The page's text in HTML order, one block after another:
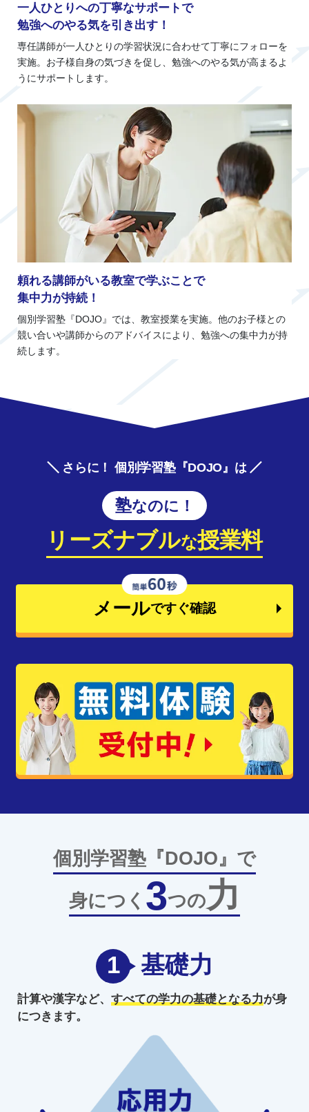
一人ひとりへの丁寧なサポートで
勉強へのやる気を引き出す！
専任講師が一人ひとりの学習状況に合わせて丁寧にフォローを
実施。お子様自身の気づきを促し、勉強へのやる気が高まるよ
うにサポートします。
頼れる講師がいる教室で学ぶことで
集中力が持続！
個別学習塾『DOJO』では、教室授業を実施。他のお子様との
競い合いや講師からのアドバイスにより、勉強への集中力が持
続します。
さらに！ 個別学習塾『DOJO』は
塾なのに！
リーズナブルな授業料
メールですぐ確認
個別学習塾『DOJO』で
身につく 3つの力
1 基礎力
計算や漢字など、 すべての学力の基礎となる力が身
につきます。